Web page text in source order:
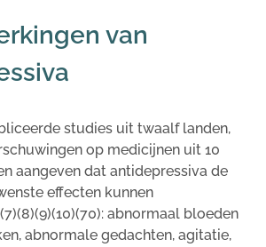
van
studies uit twaalf landen,
op medicijnen uit 10
aangeven dat antidepressiva de
effecten kunnen
abnormaal bloeden
abnormale gedachten, agitatie,